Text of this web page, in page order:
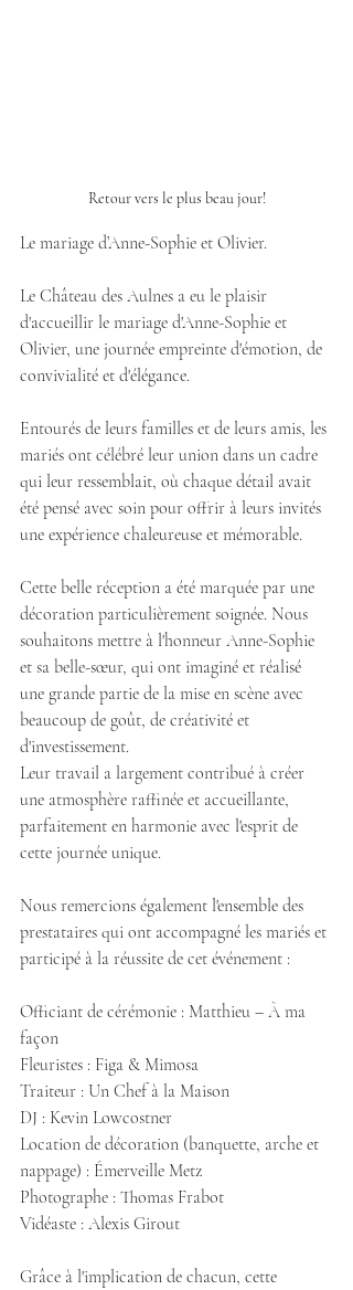
Retour vers le plus beau jour!
Le mariage d’Anne-Sophie et Olivier.
Le Château des Aulnes a eu le plaisir
d'accueillir le mariage d'Anne-Sophie et
Olivier, une journée empreinte d'émotion, de
convivialité et d'élégance.
Entourés de leurs familles et de leurs amis, les
mariés ont célébré leur union dans un cadre
qui leur ressemblait, où chaque détail avait
été pensé avec soin pour offrir à leurs invités
une expérience chaleureuse et mémorable.
Cette belle réception a été marquée par une
décoration particulièrement soignée. Nous
souhaitons mettre à l'honneur Anne-Sophie
et sa belle-sœur, qui ont imaginé et réalisé
une grande partie de la mise en scène avec
beaucoup de goût, de créativité et
d'investissement.
Leur travail a largement contribué à créer
une atmosphère raffinée et accueillante,
parfaitement en harmonie avec l'esprit de
cette journée unique.
Nous remercions également l'ensemble des
prestataires qui ont accompagné les mariés et
participé à la réussite de cet événement :
Officiant de cérémonie : Matthieu – À ma
façon
Fleuristes : Figa & Mimosa
Traiteur : Un Chef à la Maison
DJ : Kevin Lowcostner
Location de décoration (banquette, arche et
nappage) : Émerveille Metz
Photographe : Thomas Frabot
Vidéaste : Alexis Girout
Grâce à l'implication de chacun, cette